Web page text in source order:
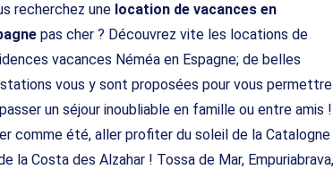
recherchez une location de vacances en
pas cher ? Découvrez vite les locations de
vacances Néméa en Espagne; de belles
vous y sont proposées pour vous permettre
un séjour inoubliable en famille ou entre amis !
comme été, aller profiter du soleil de la Catalogne
la Costa des Alzahar ! Tossa de Mar, Empuriabrava,